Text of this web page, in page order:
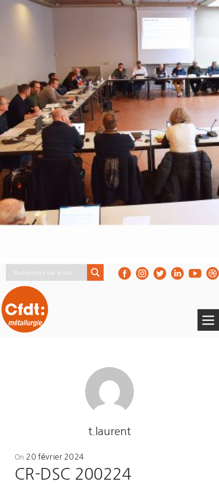
t.laurent
On Posted
on
20 février 2024
CR-DSC 200224